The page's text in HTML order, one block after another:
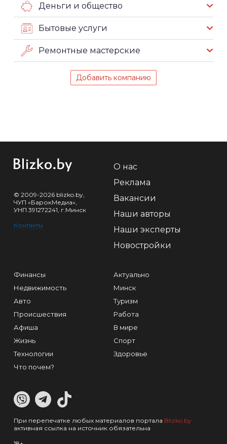
Деньги и общество
Бытовые услуги
Ремонтные мастерские
Добавить компанию
© 2009-2026 blizko.by,
ЧУП «БарокМедиа»,
УНП 391272241, г.Минск
Контакты
О нас
Реклама
Вакансии
Наши авторы
Наши эксперты
Новостройки
Финансы
Недвижимость
Авто
Происшествия
Афиша
Жизнь
Технологии
Что почем?
Актуально
Минск
Туризм
Работа
В мире
Спорт
Здоровье
При перепечатке любых материалов портала Blizko.by
активная ссылка на источник обязательна